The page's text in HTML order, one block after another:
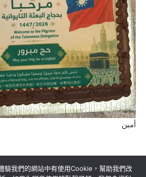
أمين
驗我們的網站中有使用Cookie，幫助我們改